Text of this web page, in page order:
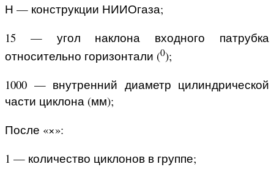
Н — конструкции НИИОгаза;
15 — угол наклона входного патрубка
относительно горизонтали (0);
1000 — внутренний диаметр цилиндрической
части циклона (мм);
После «×»:
1 — количество циклонов в группе;